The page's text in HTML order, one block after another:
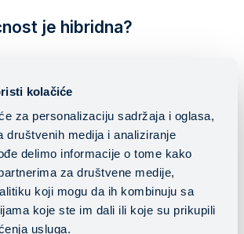
kolačiće
za personalizaciju sadržaja i oglasa,
društvenih medija i analiziranje
delimo informacije o tome kako
za društvene medije,
koji mogu da ih kombinuju sa
koje ste im dali ili koje su prikupili
usluga.
je hibridna?
ukupnih ispitanika) koje su navele da
first strategiju kao glavne razloge
sigurnosti, finansijske aspekte,
unutar organizacije i
sa najvećim uspehom u
koristile su hibridne cloud
definisale optimalna okruženja